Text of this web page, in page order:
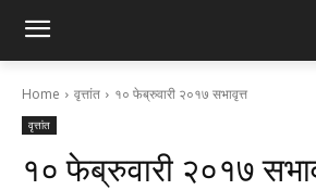
Home वृत्तांत १० फेब्रुवारी २०१७ सभावृत्त
वृत्तांत
१० फेब्रुवारी २०१७